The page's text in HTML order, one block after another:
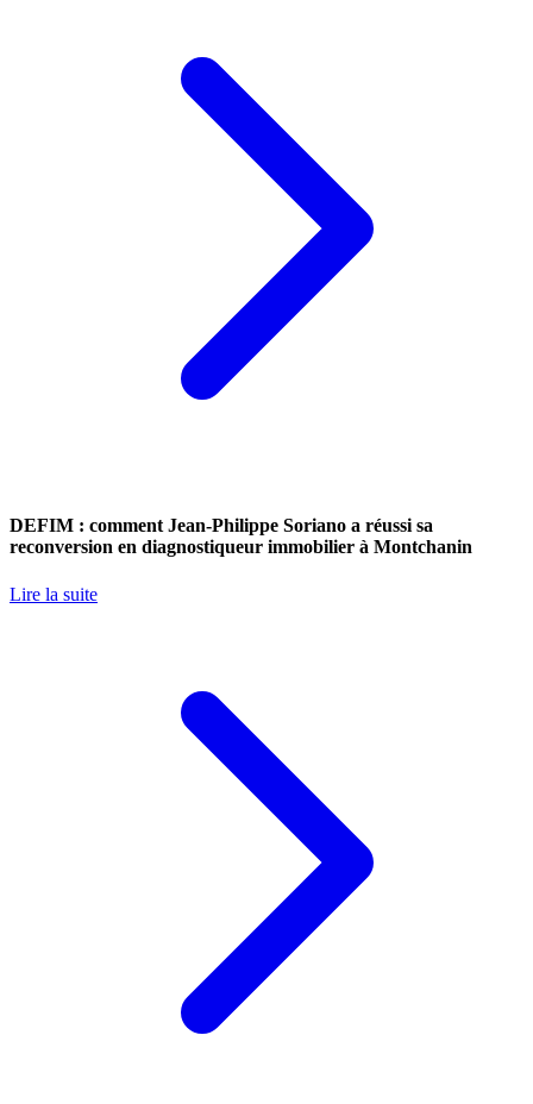
DEFIM : comment Jean-Philippe Soriano a réussi sa
reconversion en diagnostiqueur immobilier à Montchanin
Lire la suite